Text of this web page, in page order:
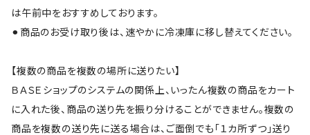
は午前中をおすすめしております。
⚫︎商品のお受け取り後は、速やかに冷凍庫に移し替えてください。
【複数の商品を複数の場所に送りたい】
ＢＡＳＥショップのシステムの関係上、いったん複数の商品をカート
に入れた後、商品の送り先を振り分けることができません。複数の
商品を複数の送り先に送る場合は、ご面倒でも「１カ所ずつ」送り